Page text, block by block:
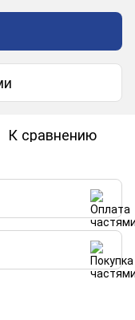
К сравнению